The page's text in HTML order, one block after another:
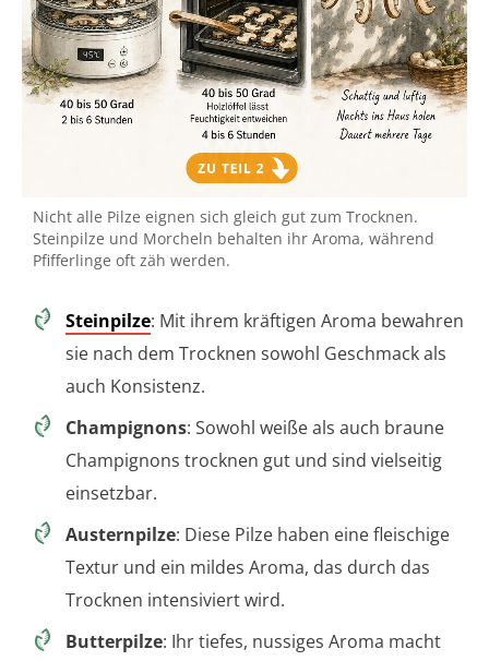
Nicht alle Pilze eignen sich gleich gut zum Trocknen.
Steinpilze und Morcheln behalten ihr Aroma, während
Pfifferlinge oft zäh werden.
Steinpilze: Mit ihrem kräftigen Aroma bewahren
sie nach dem Trocknen sowohl Geschmack als
auch Konsistenz.
Champignons: Sowohl weiße als auch braune
Champignons trocknen gut und sind vielseitig
einsetzbar.
Austernpilze: Diese Pilze haben eine fleischige
Textur und ein mildes Aroma, das durch das
Trocknen intensiviert wird.
Butterpilze: Ihr tiefes, nussiges Aroma macht